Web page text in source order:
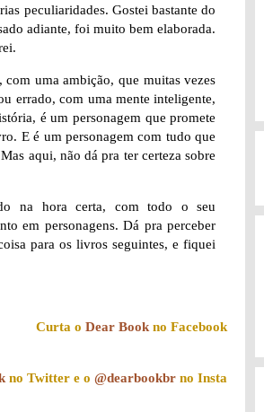
peculiaridades. Gostei bastante do
adiante, foi muito bem elaborada.
com uma ambição, que muitas vezes
errado, com uma mente inteligente,
é um personagem que promete
E é um personagem com tudo que
aqui, não dá pra ter certeza sobre
na hora certa, com todo o seu
em personagens. Dá pra perceber
para os livros seguintes, e fiquei
Curta oDear Book no Facebook
no Twitter e o@dearbookbr no Insta